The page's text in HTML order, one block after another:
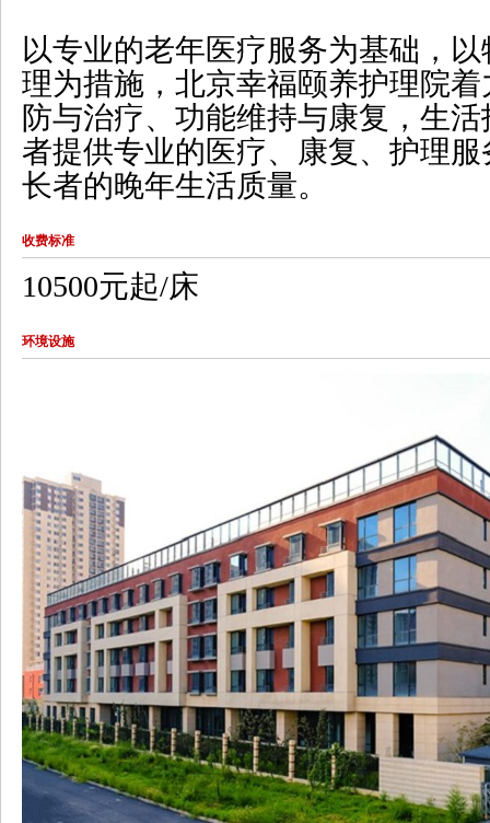
以专业的老年医疗服务为基础，
理为措施，北京幸福颐养护理院
防与治疗、功能维持与康复，生
者提供专业的医疗、康复、护理
长者的晚年生活质量。
收费标准
10500元起/床
环境设施